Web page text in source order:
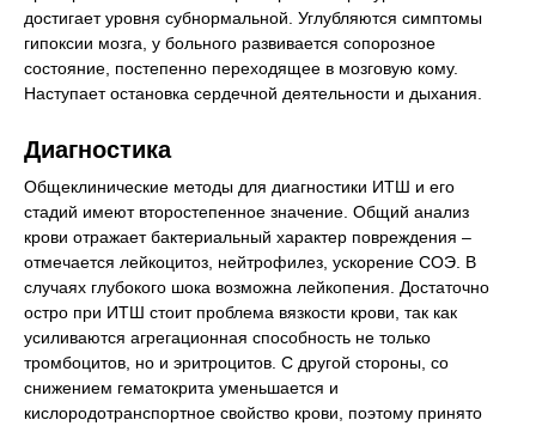
достигает уровня субнормальной. Углубляются симптомы
гипоксии мозга, у больного развивается сопорозное
состояние, постепенно переходящее в мозговую кому.
Наступает остановка сердечной деятельности и дыхания.
Диагностика
Общеклинические методы для диагностики ИТШ и его
стадий имеют второстепенное значение. Общий анализ
крови отражает бактериальный характер повреждения –
отмечается лейкоцитоз, нейтрофилез, ускорение СОЭ. В
случаях глубокого шока возможна лейкопения. Достаточно
остро при ИТШ стоит проблема вязкости крови, так как
усиливаются агрегационная способность не только
тромбоцитов, но и эритроцитов. С другой стороны, со
снижением гематокрита уменьшается и
кислородотранспортное свойство крови, поэтому принято